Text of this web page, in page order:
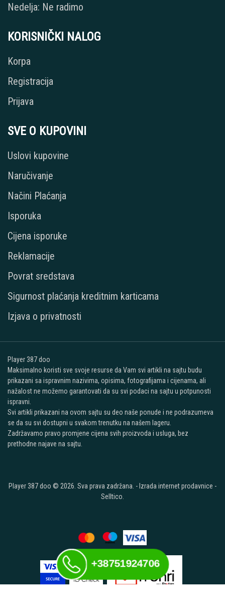
Nedelja: Ne radimo
KORISNIČKI NALOG
Korpa
Registracija
Prijava
SVE O KUPOVINI
Uslovi kupovine
Naručivanje
Načini Plaćanja
Isporuka
Cijena isporuke
Reklamacije
Povrat sredstava
Sigurnost plaćanja kreditnim karticama
Izjava o privatnosti
Player 387 doo
Maksimalno koristi sve svoje resurse da Vam svi artikli na sajtu budu
prikazani sa ispravnim nazivima, opisima, fotografijama i cijenama, ali
nažalost ne možemo garantovati da su svi podaci na sajtu u potpunosti
ispravni.
Svi artikli prikazani na ovom sajtu su deo naše ponude i ne podrazumeva
se da su svi dostupni u svakom trenutku na našem lageru.
Zadržavamo pravo promjene cijena svih proizvoda i usluga, bez
prethodne najave na sajtu.
Player 387 doo © 2026. Sva prava zadržana. - Izrada internet prodavnice -
Selltico.
+38751924706